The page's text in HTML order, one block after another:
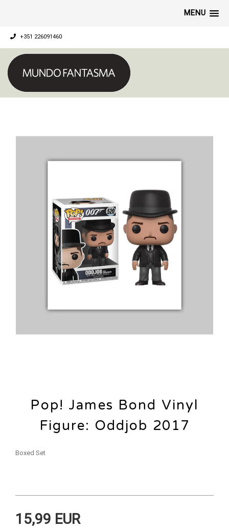
MENU
+351 226091460
Pop! James Bond Vinyl
Figure: Oddjob 2017
Boxed Set
15,99 EUR